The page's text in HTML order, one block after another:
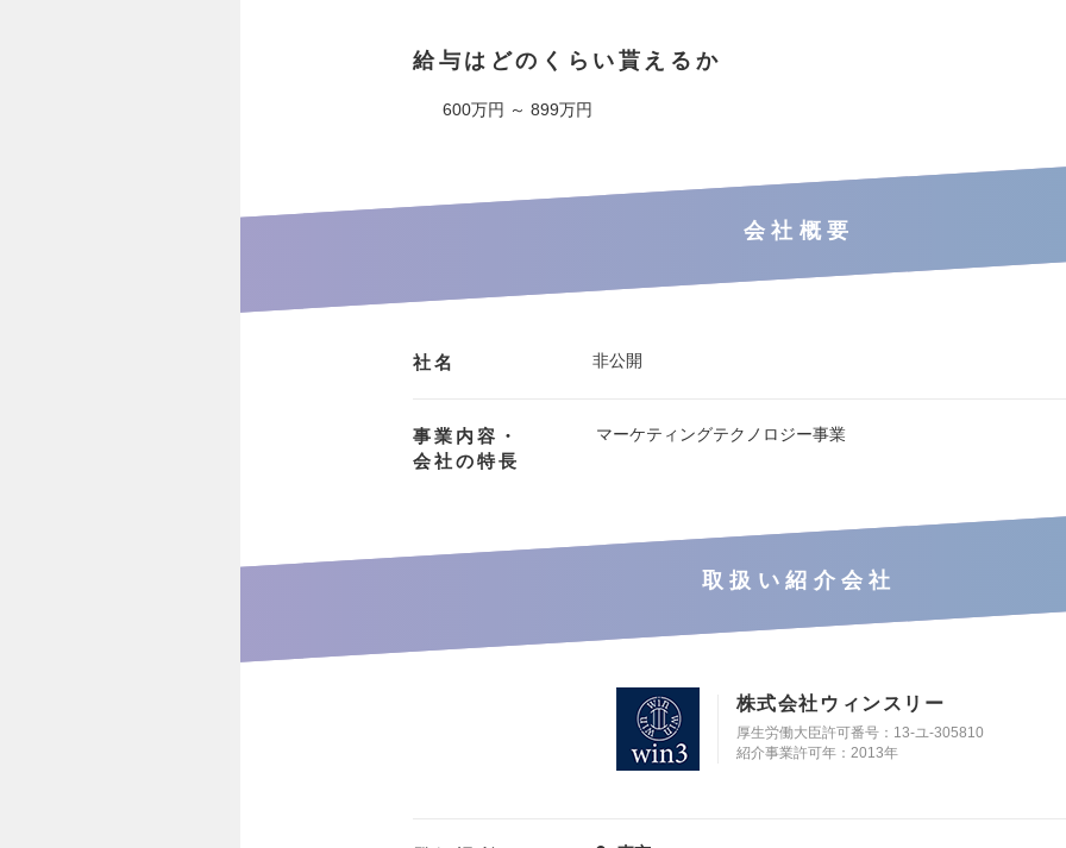
給与はどのくらい貰えるか
600万円 ～ 899万円
会社概要
社名 非公開
事業内容・
会社の特長
マーケティングテクノロジー事業
取扱い紹介会社
株式会社ウィンスリー
厚生労働大臣許可番号：13-ユ-305810
紹介事業許可年：2013年